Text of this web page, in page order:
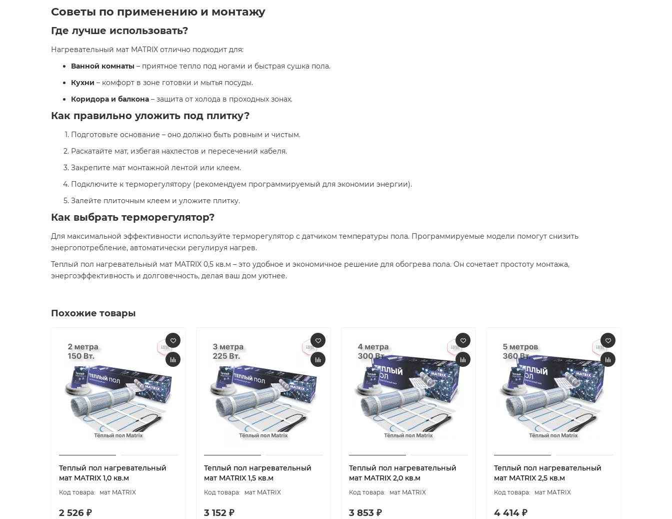
Советы по применению и монтажу
Где лучше использовать?
Нагревательный мат MATRIX отлично подходит для:
Ванной комнаты – приятное тепло под ногами и быстрая сушка пола.
Кухни – комфорт в зоне готовки и мытья посуды.
Коридора и балкона – защита от холода в проходных зонах.
Как правильно уложить под плитку?
Подготовьте основание – оно должно быть ровным и чистым.
Раскатайте мат, избегая нахлестов и пересечений кабеля.
Закрепите мат монтажной лентой или клеем.
Подключите к терморегулятору (рекомендуем программируемый для экономии энергии).
Залейте плиточным клеем и уложите плитку.
Как выбрать терморегулятор?
Для максимальной эффективности используйте терморегулятор с датчиком температуры пола. Программируемые модели помогут снизить
энергопотребление, автоматически регулируя нагрев.
Теплый пол нагревательный мат MATRIX 0,5 кв.м – это удобное и экономичное решение для обогрева пола. Он сочетает простоту монтажа,
энергоэффективность и долговечность, делая ваш дом уютнее.
Похожие товары
Теплый пол нагревательный
мат MATRIX 1,0 кв.м
мат MATRIX
2 526 ₽
Теплый пол нагревательный
мат MATRIX 1,5 кв.м
мат MATRIX
3 152 ₽
Теплый пол нагревательный
мат MATRIX 2,0 кв.м
мат MATRIX
3 853 ₽
Теплый пол нагревательный
мат MATRIX 2,5 кв.м
мат MATRIX
4 414 ₽